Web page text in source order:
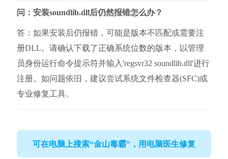
问：安装soundlib.dll后仍然报错怎么办？
答：如果安装后仍报错，可能是版本不匹配或需要注
册DLL。请确认下载了正确系统位数的版本，以管理
员身份运行命令提示符并输入'regsvr32 soundlib.dll'进行
注册。如问题依旧，建议尝试系统文件检查器(SFC)或
专业修复工具。
可在电脑上搜索“金山毒霸”，用电脑医生修复